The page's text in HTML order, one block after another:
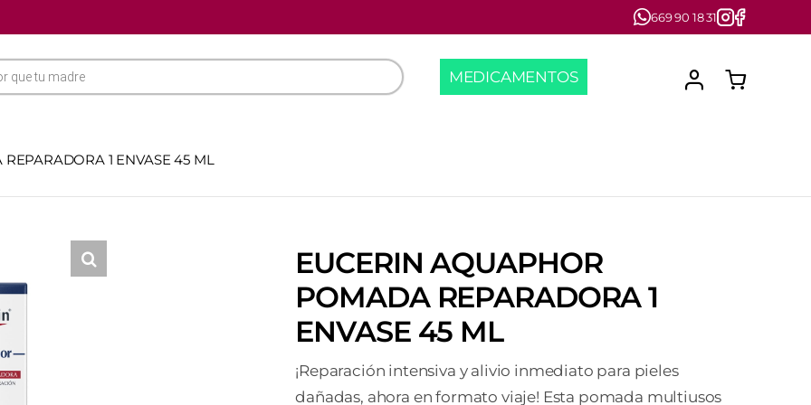
669 90 18 31
MEDICAMENTOS
1 ENVASE 45 ML
EUCERIN AQUAPHOR
POMADA REPARADORA 1
ENVASE 45 ML
¡Reparación intensiva y alivio inmediato para pieles
dañadas, ahora en formato viaje! Esta pomada multiusos